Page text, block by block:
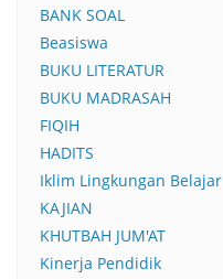
BANK SOAL
Beasiswa
BUKU LITERATUR
BUKU MADRASAH
FIQIH
HADITS
Iklim Lingkungan Belajar
KAJIAN
KHUTBAH JUM'AT
Kinerja Pendidik